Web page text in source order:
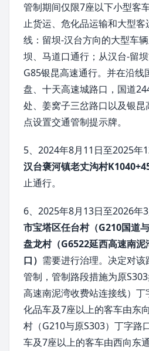
管制期间仅限7座以下小型客
止货运、危化品运输和大型
线：留坝-汉台方向的大型车
坝、马道口通行；从汉台-留
G85银昆高速通行。并在沿线
盘、十天高速城路口，国道
处、姜窝子三岔路口以及银
点设置交通管制提示牌。
5、2024年8月11日至2025年
汉台褒河镇老丈沟村
止通行。
6、2025年8月13日至2026年3
市宝塔区任台村（G210国道
盘龙村（G6522延西高速南
口） 需要进行治理。决定对
管制，管制路段措施为原
高速南泥湾收费站连接线）
化品车及7座以上的客车由东
村（G210与原S303）丁字路
车及7座以上的客车由西向东